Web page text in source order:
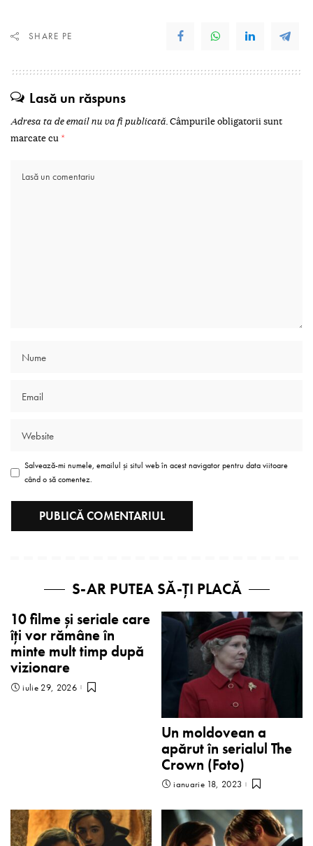
SHARE PE
Lasă un răspuns
Adresa ta de email nu va fi publicată.Câmpurile obligatorii sunt
marcate cu *
Salvează-mi numele, emailul și situl web în acest navigator pentru data viitoare
când o să comentez.
S-AR PUTEA SĂ-ȚI PLACĂ
10 filme și seriale care
îți vor rămâne în
minte mult timp după
vizionare
iulie 29, 2026
Un moldovean a
apărut în serialul The
Crown (Foto)
ianuarie 18, 2023